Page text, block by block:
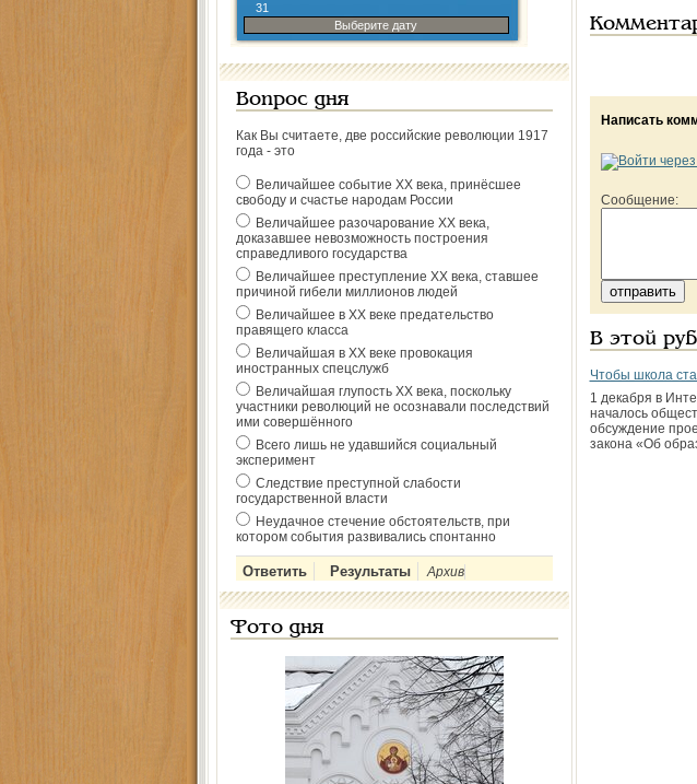
31
Выберите дату
Вопрос дня
Как Вы считаете, две российские революции 1917
года - это
Величайшее событие ХХ века, принёсшее
свободу и счастье народам России
Величайшее разочарование ХХ века,
доказавшее невозможность построения
справедливого государства
Величайшее преступление ХХ века, ставшее
причиной гибели миллионов людей
Величайшее в ХХ веке предательство
правящего класса
Величайшая в ХХ веке провокация
иностранных спецслужб
Величайшая глупость ХХ века, поскольку
участники революций не осознавали последствий
ими совершённого
Всего лишь не удавшийся социальный
эксперимент
Следствие преступной слабости
государственной власти
Неудачное стечение обстоятельств, при
котором события развивались спонтанно
Архив
Фото дня
Написать
Сообщение:
В этой
Чтобы школа
1 декабря в
началось
обсуждение
закона «Об